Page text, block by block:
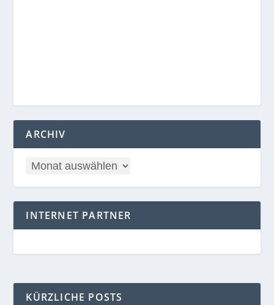
ARCHIV
INTERNET PARTNER
KÜRZLICHE POSTS